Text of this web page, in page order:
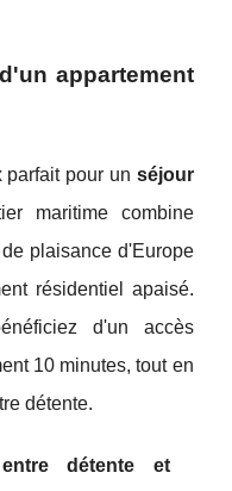
appartement
parfait pour un séjour
maritime combine
plaisance d'Europe
résidentiel apaisé.
d'un accès
10 minutes, tout en
détente.
détente et